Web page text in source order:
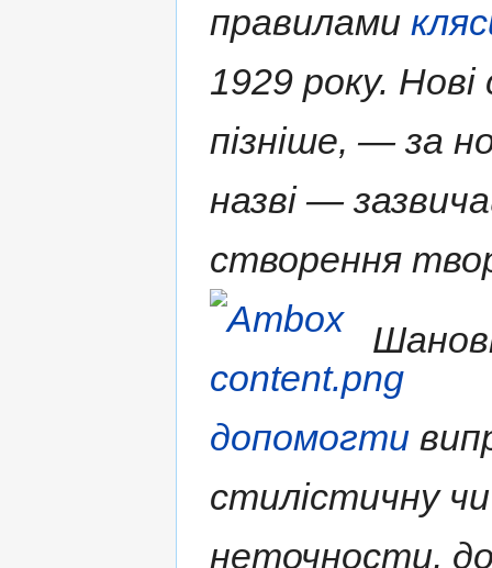
правилами
1929 року.
пізніше, — за
назві —
створення
допомогти
стилістичну
неточности,